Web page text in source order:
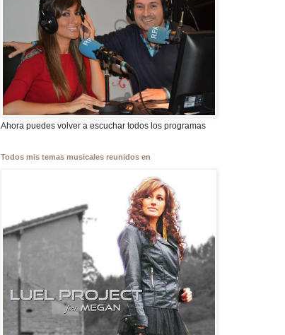
Ahora puedes volver a escuchar todos los programas
Todos mis temas musicales reunidos en